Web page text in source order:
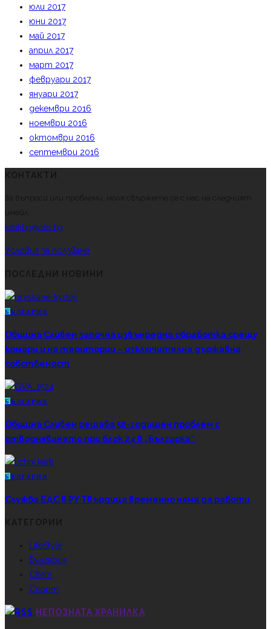
юли 2017
юни 2017
май 2017
април 2017
март 2017
февруари 2017
януари 2017
декември 2016
ноември 2016
октомври 2016
септември 2016
За въпроси или проблеми, моля свържете се с нас на следният
имейл.
kibikbg@abv.bg
Условия за ползване
Б ЪЛГАРИЯ
Община Сливен започна извънредна обработка срещу
комари и на територии – изключителна държавна
собственост
Б ЪЛГАРИЯ
Община Сливен решава 50-годишен проблем с
отводняването при блок 24 в „Българка“
Б ЪЛГАРИЯ
Служба БДС в РУ Твърдица временно няма да работи
LifeStyle
България
Свят
Спорт
НЕПОЗНАТА ХРАНИЛКА